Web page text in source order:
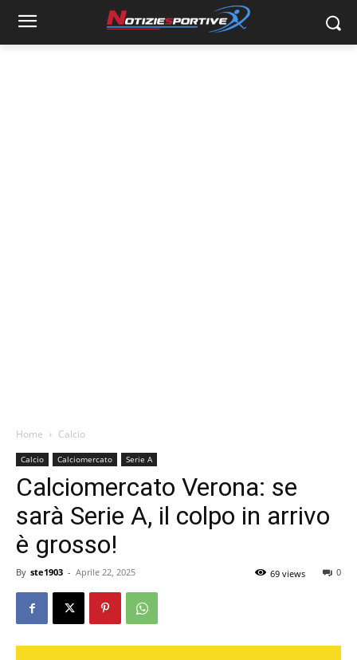
Home Calcio
Calcio Calciomercato Serie A
Calciomercato Verona: se
sarà Serie A, il colpo in arrivo
è grosso!
By ste1903 - Aprile 22, 2025 0
69 views